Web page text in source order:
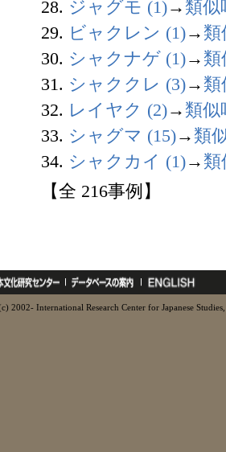
28. ジャグモ (1)→ 類似
29. ビャクレン (1)→ 類
30. シャクナゲ (1)→ 類
31. シャククレ (3)→ 類
32. レイヤク (2)→ 類似
33. シャグマ (15)→ 類
34. シャクカイ (1)→ 類
【全 216事例】
2002- International Research Center for Japanese